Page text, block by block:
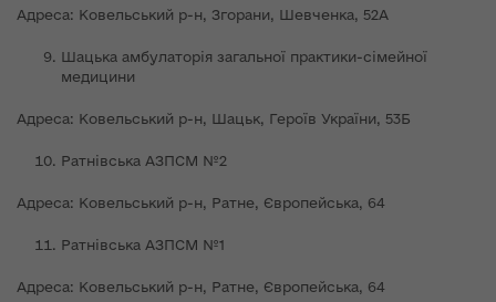
Адреса: Ковельський р-н, Згорани, Шевченка, 52А
Шацька амбулаторія загальної практики-сімейної
медицини
Адреса: Ковельський р-н, Шацьк, Героїв України, 53Б
Ратнівська АЗПСМ №2
Адреса: Ковельський р-н, Ратне, Європейська, 64
Ратнівська АЗПСМ №1
Адреса: Ковельський р-н, Ратне, Європейська, 64